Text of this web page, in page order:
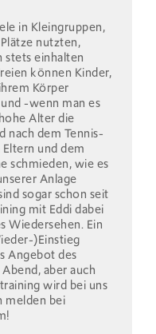
in Kleingruppen,
nutzten,
stets einhalten
können Kinder,
Körper
-wenn man es
Alter die
nach dem Tennis-
und dem
schmieden, wie es
Anlage
sogar schon seit
mit Eddi dabei
Wiedersehen. Ein
)Einstieg
Angebot des
aber auch
wird bei uns
melden bei